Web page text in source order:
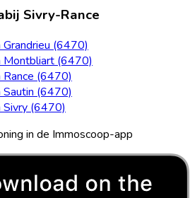
Sivry-Rance
Grandrieu (6470)
Montbliart (6470)
Rance (6470)
Sautin (6470)
Sivry (6470)
in de Immoscoop-app